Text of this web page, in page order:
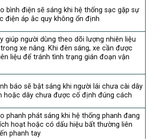
bình điện sẽ sáng khi hệ thống sạc gặp sự
điện áp ắc quy không ổn định
giúp người dùng theo dõi lượng nhiên liệu
xe nâng. Khi đèn sáng, xe cần được
liệu để tránh tình trạng gián đoạn vận
báo sẽ bật sáng khi người lái chưa cài dây
hoặc dây chưa được cố định đúng cách
phanh phát sáng khi hệ thống phanh đang
hoạt hoặc có dấu hiệu bất thường liên
phanh tay